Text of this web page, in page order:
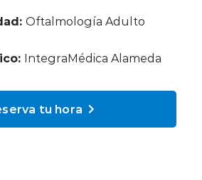
Oftalmología Adulto
IntegraMédica Alameda
tu hora